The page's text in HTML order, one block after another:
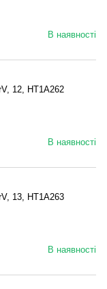
В наявності
12, HT1A262
В наявності
13, HT1A263
В наявності